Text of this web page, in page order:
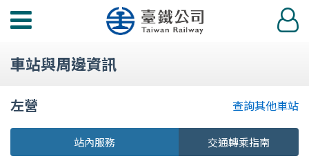
功
選
登
入
車站與周邊資訊
左營 查詢其他車站
站內服務 交通轉乘指南